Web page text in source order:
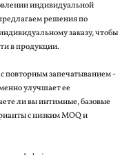
индивидуальной
решения по
заказу, чтобы
в продукции.
повторным запечатыванием -
улучшает ее
ли вы интимные, базовые
с низким MOQ и